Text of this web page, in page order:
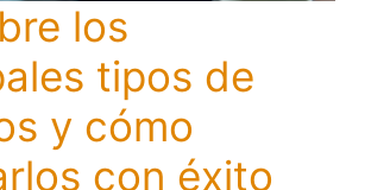
los
tipos de
y cómo
con éxito